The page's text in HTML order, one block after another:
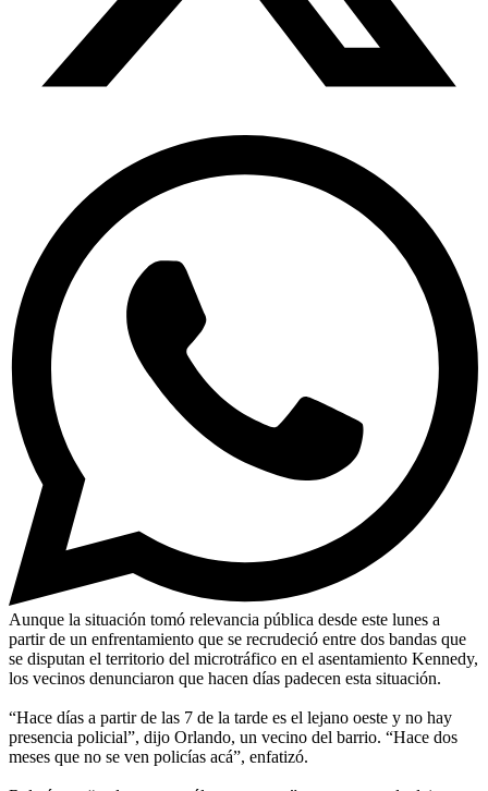
Aunque la situación tomó relevancia pública desde este lunes a
partir de un enfrentamiento que se recrudeció entre dos bandas que
se disputan el territorio del microtráfico en el asentamiento Kennedy,
los vecinos denunciaron que hacen días padecen esta situación.
“Hace días a partir de las 7 de la tarde es el lejano oeste y no hay
presencia policial”, dijo Orlando, un vecino del barrio. “Hace dos
meses que no se ven policías acá”, enfatizó.